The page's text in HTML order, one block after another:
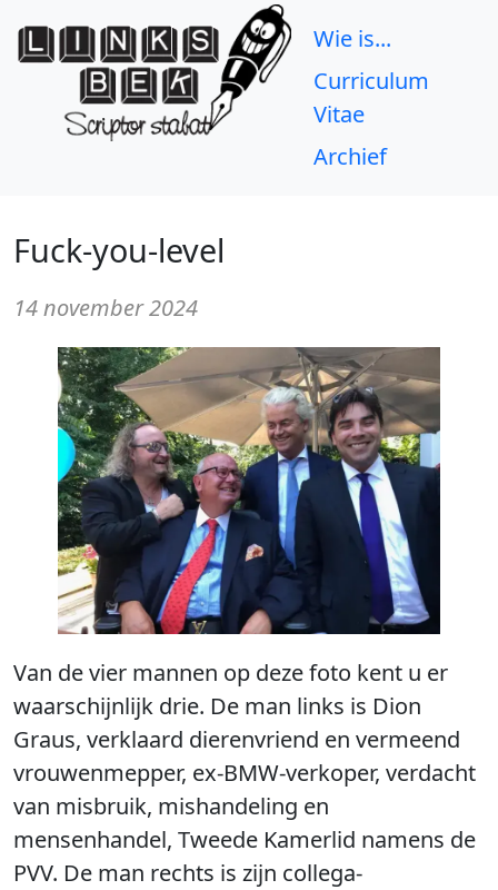
Wie is...
Curriculum
Vitae
Archief
Fuck-you-level
14 november 2024
Van de vier mannen op deze foto kent u er
waarschijnlijk drie. De man links is Dion
Graus, verklaard dierenvriend en vermeend
vrouwenmepper, ex-BMW-verkoper, verdacht
van misbruik, mishandeling en
mensenhandel, Tweede Kamerlid namens de
PVV. De man rechts is zijn collega-